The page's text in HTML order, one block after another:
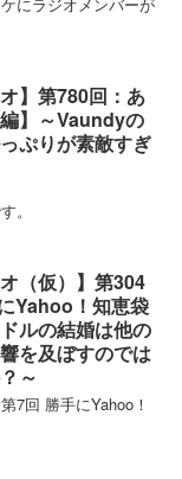
にラジオメンバーが
】第780回：あ
】～Vaundyの
ぷりが素敵すぎ
。
（仮）】第304
Yahoo！知恵袋
ルの結婚は他の
を及ぼすのでは
～
7回 勝手にYahoo！